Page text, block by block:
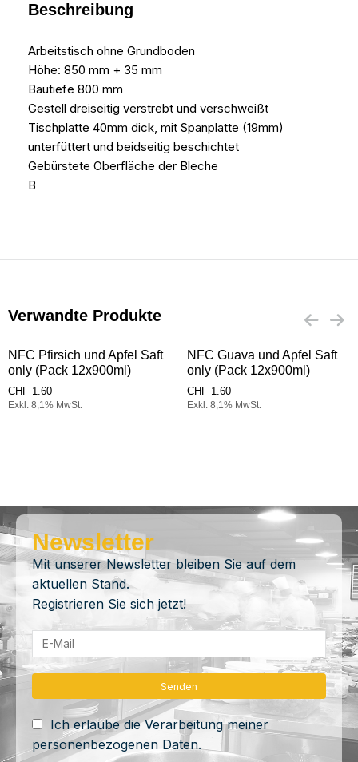
Beschreibung
Arbeitstisch ohne Grundboden
Höhe: 850 mm + 35 mm
Bautiefe 800 mm
Gestell dreiseitig verstrebt und verschweißt
Tischplatte 40mm dick, mit Spanplatte (19mm)
unterfüttert und beidseitig beschichtet
Gebürstete Oberfläche der Bleche
B
Verwandte Produkte
NFC Pfirsich und Apfel Saft
only (Pack 12x900ml)
CHF 1.60
Exkl. 8,1% MwSt.
NFC Guava und Apfel Saft
only (Pack 12x900ml)
CHF 1.60
Exkl. 8,1% MwSt.
Newsletter
Mit unserer Newsletter bleiben Sie auf dem
aktuellen Stand.
Registrieren Sie sich jetzt!
Ich erlaube die Verarbeitung meiner
personenbezogenen Daten.